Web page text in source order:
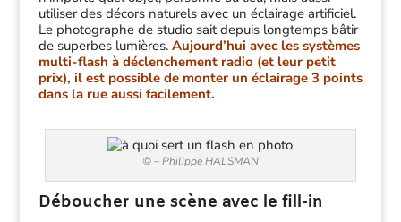
utiliser des décors naturels avec un éclairage artificiel.
Le photographe de studio sait depuis longtemps bâtir
de superbes lumières. Aujourd’hui avec les systèmes
multi-flash à déclenchement radio (et leur petit
prix), il est possible de monter un éclairage 3 points
dans la rue aussi facilement.
© – Philippe HALSMAN
Déboucher une scène avec le fill-in